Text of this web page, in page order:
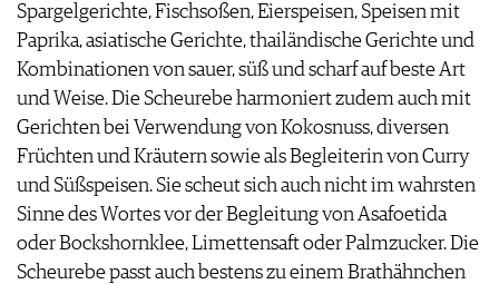
Spargelgerichte, Fischsoßen, Eierspeisen, Speisen mit
Paprika, asiatische Gerichte, thailändische Gerichte und
Kombinationen von sauer, süß und scharf auf beste Art
und Weise. Die Scheurebe harmoniert zudem auch mit
Gerichten bei Verwendung von Kokosnuss, diversen
Früchten und Kräutern sowie als Begleiterin von Curry
und Süßspeisen. Sie scheut sich auch nicht im wahrsten
Sinne des Wortes vor der Begleitung von Asafoetida
oder Bockshornklee, Limettensaft oder Palmzucker. Die
Scheurebe passt auch bestens zu einem Brathähnchen